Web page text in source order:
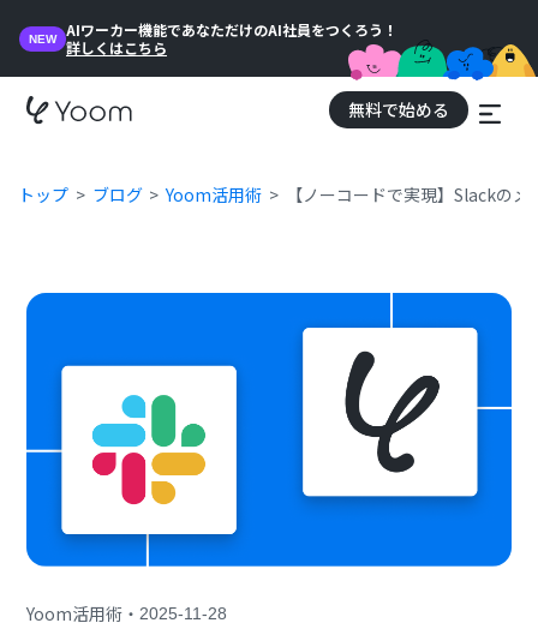
NEW
AIワーカー機能であなただけのAI社員をつくろう！
詳しくはこちら
無料で始める
トップ ブログ Yoom活用術 【ノーコードで実現】Slackの
Yoom活用術 ・2025-11-28